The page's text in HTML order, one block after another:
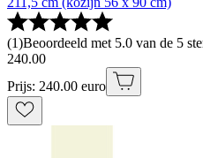
(1)Beoordeeld met 5.0 van de 5
240.00
Prijs: 240.00 euro